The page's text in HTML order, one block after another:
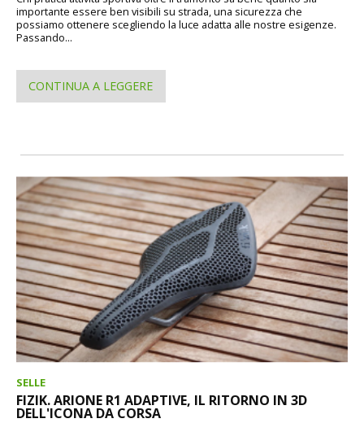
importante essere ben visibili su strada, una sicurezza che
possiamo ottenere scegliendo la luce adatta alle nostre esigenze.
Passando...
CONTINUA A LEGGERE
SELLE
FIZIK. ARIONE R1 ADAPTIVE, IL RITORNO IN 3D
DELL'ICONA DA CORSA